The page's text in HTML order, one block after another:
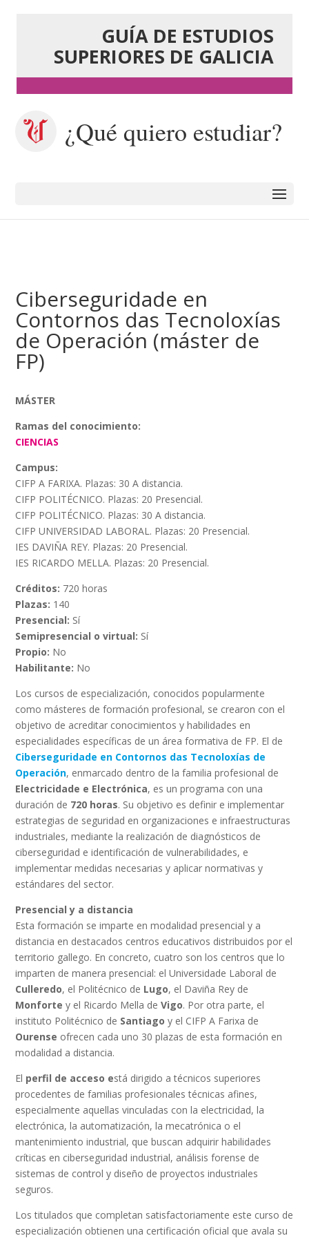
GUÍA DE ESTUDIOS
SUPERIORES DE GALICIA
¿Qué quiero estudiar?
Ciberseguridade en
Contornos das Tecnoloxías
de Operación (máster de
FP)
MÁSTER
Ramas del conocimiento:
CIENCIAS
Campus:
CIFP A FARIXA. Plazas: 30 A distancia.
CIFP POLITÉCNICO. Plazas: 20 Presencial.
CIFP POLITÉCNICO. Plazas: 30 A distancia.
CIFP UNIVERSIDAD LABORAL. Plazas: 20 Presencial.
IES DAVIÑA REY. Plazas: 20 Presencial.
IES RICARDO MELLA. Plazas: 20 Presencial.
Créditos: 720 horas
Plazas: 140
Presencial: Sí
Semipresencial o virtual: Sí
Propio: No
Habilitante: No
Los cursos de especialización, conocidos popularmente
como másteres de formación profesional, se crearon con el
objetivo de acreditar conocimientos y habilidades en
especialidades específicas de un área formativa de FP. El de
Ciberseguridade en Contornos das Tecnoloxías de
Operación, enmarcado dentro de la familia profesional de
Electricidade e Electrónica, es un programa con una
duración de 720 horas. Su objetivo es definir e implementar
estrategias de seguridad en organizaciones e infraestructuras
industriales, mediante la realización de diagnósticos de
ciberseguridad e identificación de vulnerabilidades, e
implementar medidas necesarias y aplicar normativas y
estándares del sector.
Presencial y a distancia
Esta formación se imparte en modalidad presencial y a
distancia en destacados centros educativos distribuidos por el
territorio gallego. En concreto, cuatro son los centros que lo
imparten de manera presencial: el Universidade Laboral de
Culleredo, el Politécnico de Lugo, el Daviña Rey de
Monforte y el Ricardo Mella deVigo. Por otra parte, el
instituto Politécnico de Santiago y el CIFP A Farixa de
Ourense ofrecen cada uno 30 plazas de esta formación en
modalidad a distancia.
El perfil de acceso está dirigido a técnicos superiores
procedentes de familias profesionales técnicas afines,
especialmente aquellas vinculadas con la electricidad, la
electrónica, la automatización, la mecatrónica o el
mantenimiento industrial, que buscan adquirir habilidades
críticas en ciberseguridad industrial, análisis forense de
sistemas de control y diseño de proyectos industriales
seguros.
Los titulados que completan satisfactoriamente este curso de
especialización obtienen una certificación oficial que avala su